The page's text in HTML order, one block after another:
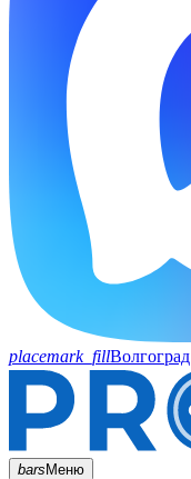
placemark_fillВолгоград
barsМеню